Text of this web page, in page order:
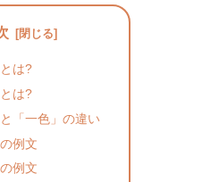
は?
は?
と「一色」の違い
例文
例文